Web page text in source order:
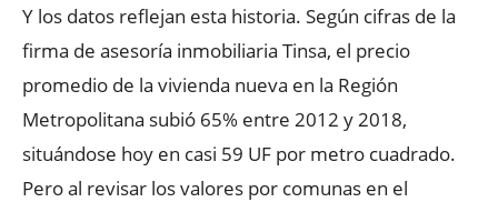
Y los datos reflejan esta historia. Según cifras de la
firma de asesoría inmobiliaria Tinsa, el precio
promedio de la vivienda nueva en la Región
Metropolitana subió 65% entre 2012 y 2018,
situándose hoy en casi 59 UF por metro cuadrado.
Pero al revisar los valores por comunas en el